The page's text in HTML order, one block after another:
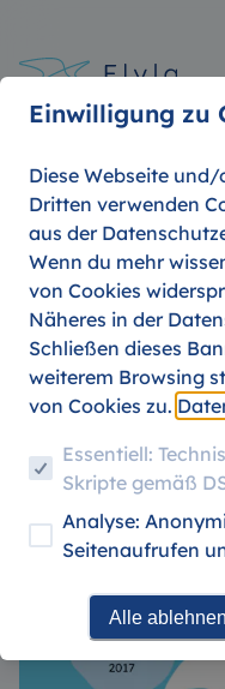
Blick
- oder:
ein
PRODUKT
Einwilligung zu
Diese Webseite
Dritten verwenden
aus der
Wenn du mehr
von Cookies
Näheres in der
Schließen dieses
weiterem Browsing
von Cookies zu.
Essentiell:
Skripte gemäß
Analyse:
Seitenaufrufen
Alle ablehnen